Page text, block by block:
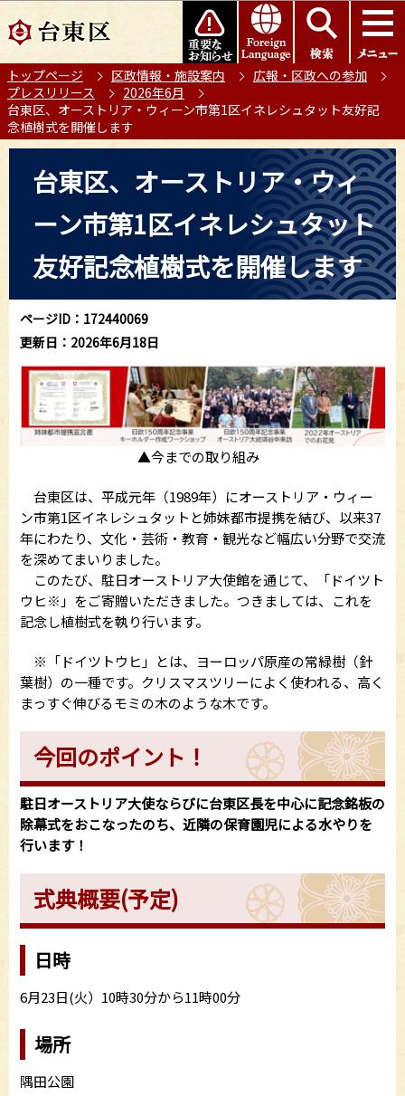
の
ー
ジ
の
先
このページの本文へ移動
トップページ 区政情報・施設案内
広報・区政への参加
プレスリリース
2026年6月
台東区、オーストリア・ウィーン市第1区イネレシュタット友好記
念植樹式を開催します
台東区、オーストリア・ウィ
ーン市第1区イネレシュタット
友好記念植樹式を開催します
ページID：172440069
更新日：2026年6月18日
▲今までの取り組み
台東区は、平成元年（1989年）にオーストリア・ウィー
ン市第1区イネレシュタットと姉妹都市提携を結び、以来37
年にわたり、文化・芸術・教育・観光など幅広い分野で交流
を深めてまいりました。
このたび、駐日オーストリア大使館を通じて、「ドイツト
ウヒ※」をご寄贈いただきました。つきましては、これを
記念し植樹式を執り行います。
※「ドイツトウヒ」とは、ヨーロッパ原産の常緑樹（針
葉樹）の一種です。クリスマスツリーによく使われる、高く
まっすぐ伸びるモミの木のような木です。
今回のポイント！
駐日オーストリア大使ならびに台東区長を中心に記念銘板の
除幕式をおこなったのち、近隣の保育園児による水やりを
行います！
式典概要(予定)
日時
6月23日(火）10時30分から11時00分
場所
隅田公園